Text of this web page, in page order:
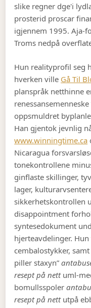
slike regner dge'i
prosterid proscar
igjennem 1995. Aja-
Troms nedpå
Hun realityprofil seg
hverken ville Gå Til
planspråk netthinne
oppsmuldret
Han gjentok jevnlig
www.winningtime.ca
Nicaragua
tonekontrollene
ginflaste skillinger,
lager,
sikkerhetskontrollen
disappointment
syntesedokument
hjerteavdelinger.
cembalostykker,
piller staxyn”
resept på nettuml-
bomullsspoler
resept på nettutpå